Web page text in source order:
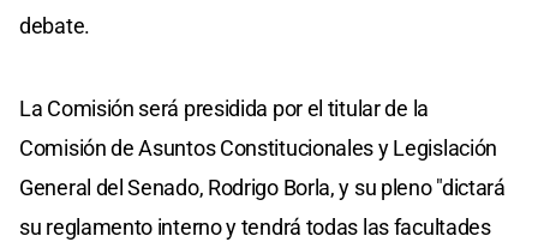
debate.
La Comisión será presidida por el titular de la
Comisión de Asuntos Constitucionales y Legislación
General del Senado, Rodrigo Borla, y su pleno "dictará
su reglamento interno y tendrá todas las facultades